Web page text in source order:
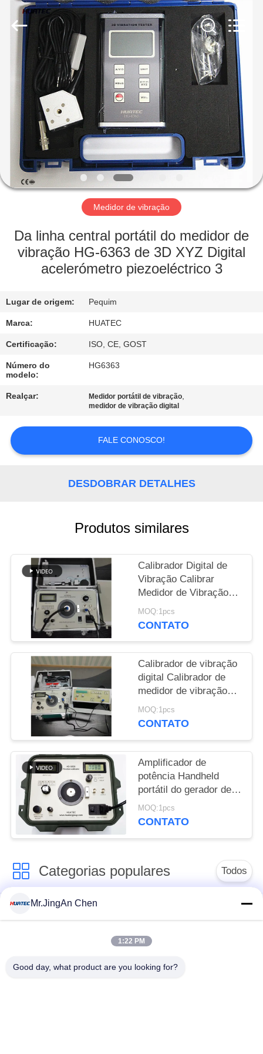
CASA
PRODUTOS
SOBRE
NÓS
EXCURSÃO
FÁBRICA
CONTROLE
QUALIDADE
CONTACTE-
NOS
PEÇA
CITAÇÕES
PRIVACY
POLICY
HUATEC
CORPORATION.
Medidor de vibração
Da linha central portátil do medidor de
vibração HG-6363 de 3D XYZ Digital
acelerómetro piezoeléctrico 3
Lugar de origem: Pequim
Marca: HUATEC
Certificação: ISO, CE, GOST
Número do
modelo:
HG6363
Realçar: Medidor portátil de vibração,
medidor de vibração digital
FALE CONOSCO!
DESDOBRAR DETALHES
Produtos similares
Calibrador Digital de
Vibração Calibrar
Medidor de Vibração
Shaker 1Hz a 10kHz
Regulação contínua
MOQ:1pcs
CONTATO
Calibrador de vibração
digital Calibrador de
medidor de vibração
Analisador de vibração
/ Tester ISO10816 HG-
MOQ:1pcs
CONTATO
Amplificador de
potência Handheld
portátil do gerador de
Shaker Vibration
Calibrator Sine Signal
MOQ:1pcs
CONTATO
Categorias populares Todos
Ultrasonic detector
medição de
espessura
Revestimento de
Mr.JingAn Chen
1:22 PM
Good day, what product are you looking for?